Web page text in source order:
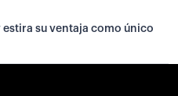
estira su ventaja como único